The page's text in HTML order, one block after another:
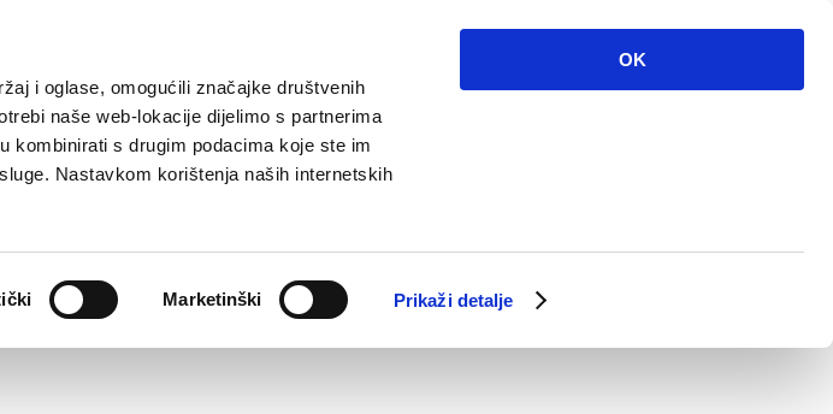
i oglase, omogućili značajke društvenih
naše web-lokacije dijelimo s partnerima
kombinirati s drugim podacima koje ste im
Nastavkom korištenja naših internetskih
Marketinški Prikaži detalje
OK